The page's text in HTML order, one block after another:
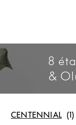
8
&
CENTENNIAL